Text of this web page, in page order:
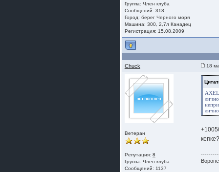
Группа: Член клуба
Сообщений: 318
Город: берег Черного моря
Машина: 300, 2,7л Канадец
Регистрация: 15.08.2009
Chuck 18
Ветеран
Репутация: 8
Группа: Член клуба
Сообщений: 1137
кепке?